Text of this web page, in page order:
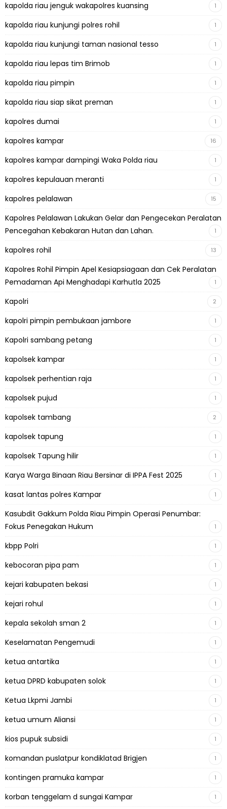
kapolda riau jenguk wakapolres kuansing 1
kapolda riau kunjungi polres rohil 1
kapolda riau kunjungi taman nasional tesso 1
kapolda riau lepas tim Brimob 1
kapolda riau pimpin 1
kapolda riau siap sikat preman 1
kapolres dumai 1
kapolres kampar 16
kapolres kampar dampingi Waka Polda riau 1
kapolres kepulauan meranti 1
kapolres pelalawan 15
Kapolres Pelalawan Lakukan Gelar dan Pengecekan Peralatan
Pencegahan Kebakaran Hutan dan Lahan.
1
kapolres rohil 13
Kapolres Rohil Pimpin Apel Kesiapsiagaan dan Cek Peralatan
Pemadaman Api Menghadapi Karhutla 2025
1
Kapolri 2
kapolri pimpin pembukaan jambore 1
Kapolri sambang petang 1
kapolsek kampar 1
kapolsek perhentian raja 1
kapolsek pujud 1
kapolsek tambang 2
kapolsek tapung 1
kapolsek Tapung hilir 1
Karya Warga Binaan Riau Bersinar di IPPA Fest 2025 1
kasat lantas polres Kampar 1
Kasubdit Gakkum Polda Riau Pimpin Operasi Penumbar:
Fokus Penegakan Hukum
1
kbpp Polri 1
kebocoran pipa pam 1
kejari kabupaten bekasi 1
kejari rohul 1
kepala sekolah sman 2 1
Keselamatan Pengemudi 1
ketua antartika 1
ketua DPRD kabupaten solok 1
Ketua Lkpmi Jambi 1
ketua umum Aliansi 1
kios pupuk subsidi 1
komandan puslatpur kondiklatad Brigjen 1
kontingen pramuka kampar 1
korban tenggelam d sungai Kampar 1